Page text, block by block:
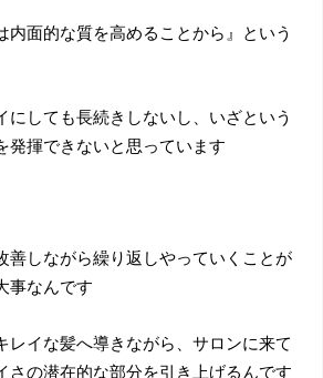
内面的な質を高めることから』という
にしても長続きしないし、いざという
発揮できないと思っています
善しながら繰り返しやっていくことが
事なんです
レイな髪へ導きながら、サロンに来て
さの潜在的な部分を引き上げるんです